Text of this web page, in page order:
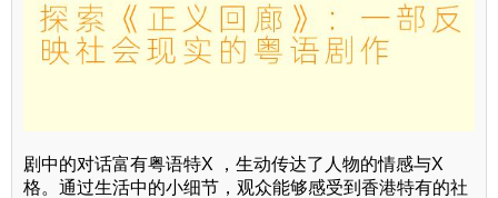
剧中的对话富有粤语特X ，生动传达了人物的情感与X
格。通过生活中的小细节，观众能够感受到香港特有的社